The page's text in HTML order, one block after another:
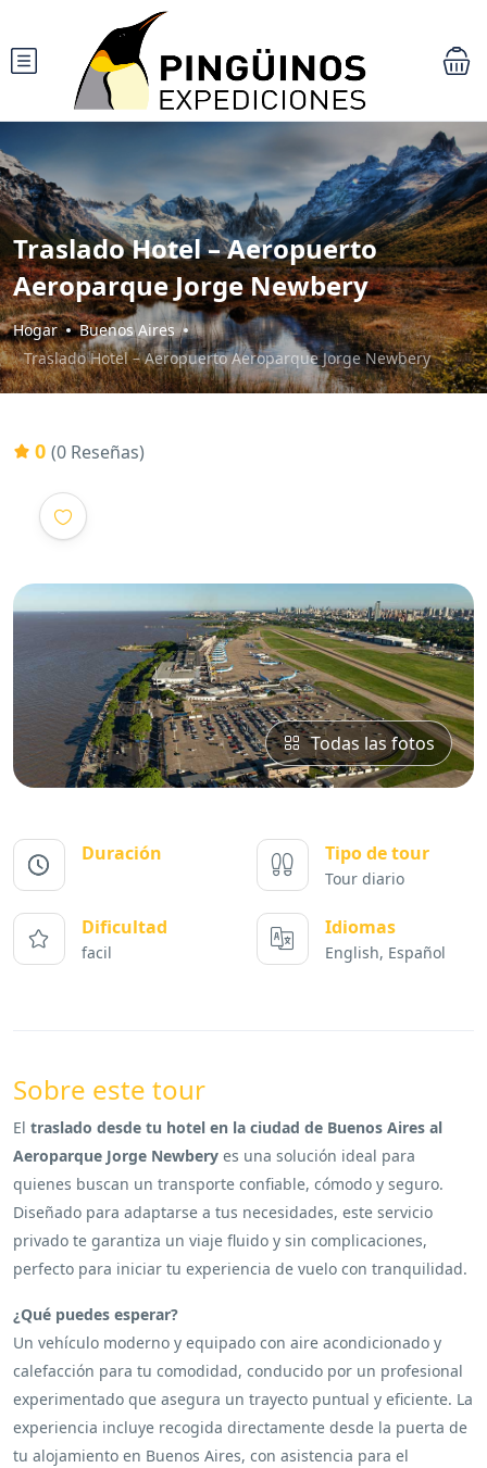
Traslado Hotel – Aeropuerto
Aeroparque Jorge Newbery
Hogar
Buenos Aires
Traslado Hotel – Aeropuerto Aeroparque Jorge Newbery
0 (0 Reseñas)
Todas las fotos
Duración Tipo de tour
Tour diario
Dificultad
facil
Idiomas
English, Español
Sobre este tour
El traslado desde tu hotel en la ciudad de Buenos Aires al
Aeroparque Jorge Newbery es una solución ideal para
quienes buscan un transporte confiable, cómodo y seguro.
Diseñado para adaptarse a tus necesidades, este servicio
privado te garantiza un viaje fluido y sin complicaciones,
perfecto para iniciar tu experiencia de vuelo con tranquilidad.
¿Qué puedes esperar?
Un vehículo moderno y equipado con aire acondicionado y
calefacción para tu comodidad, conducido por un profesional
experimentado que asegura un trayecto puntual y eficiente. La
experiencia incluye recogida directamente desde la puerta de
tu alojamiento en Buenos Aires, con asistencia para el